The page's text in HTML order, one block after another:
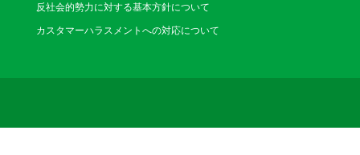
反社会的勢力に対する基本方針について
カスタマーハラスメントへの対応について